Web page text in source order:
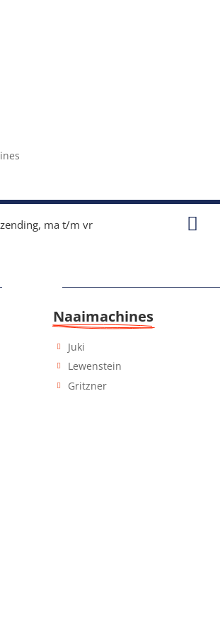
ma t/m vr 
Naaimachines
Juki
Lewenstein
Gritzner